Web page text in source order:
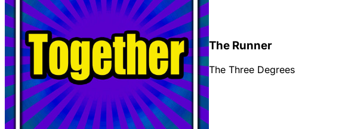
The Runner
The Three Degrees